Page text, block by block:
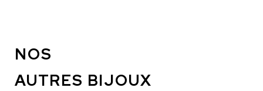
NOS
AUTRES BIJOUX